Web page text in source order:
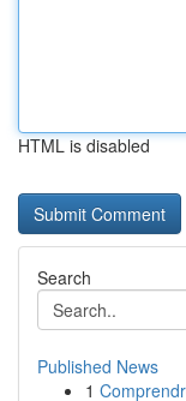
HTML is disabled
Search
Published News
1